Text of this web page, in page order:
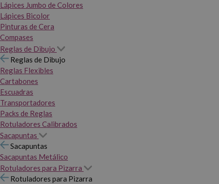
Lápices Jumbo de Colores
Lápices Bicolor
Pinturas de Cera
Compases
Reglas de Dibujo
Reglas de Dibujo
Reglas Flexibles
Cartabones
Escuadras
Transportadores
Packs de Reglas
Rotuladores Calibrados
Sacapuntas
Sacapuntas
Sacapuntas Metálico
Rotuladores para Pizarra
Rotuladores para Pizarra